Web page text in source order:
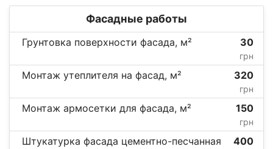
Фасадные работы
Грунтовка поверхности фасада, м² 30
грн
Монтаж утеплителя на фасад, м² 320
грн
Монтаж армосетки для фасада, м² 150
грн
Штукатурка фасада цементно-песчанная
400